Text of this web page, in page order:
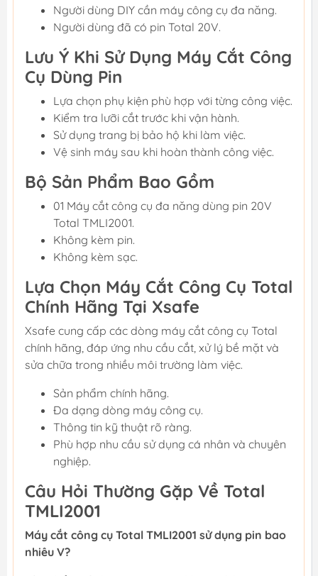
Người dùng DIY cần máy công cụ đa năng.
Người dùng đã có pin Total 20V.
Lưu Ý Khi Sử Dụng Máy Cắt Công
Cụ Dùng Pin
Lựa chọn phụ kiện phù hợp với từng công việc.
Kiểm tra lưỡi cắt trước khi vận hành.
Sử dụng trang bị bảo hộ khi làm việc.
Vệ sinh máy sau khi hoàn thành công việc.
Bộ Sản Phẩm Bao Gồm
01 Máy cắt công cụ đa năng dùng pin 20V
Total TMLI2001.
Không kèm pin.
Không kèm sạc.
Lựa Chọn Máy Cắt Công Cụ Total
Chính Hãng Tại Xsafe
Xsafe cung cấp các dòng máy cắt công cụ Total
chính hãng, đáp ứng nhu cầu cắt, xử lý bề mặt và
sửa chữa trong nhiều môi trường làm việc.
Sản phẩm chính hãng.
Đa dạng dòng máy công cụ.
Thông tin kỹ thuật rõ ràng.
Phù hợp nhu cầu sử dụng cá nhân và chuyên
nghiệp.
Câu Hỏi Thường Gặp Về Total
TMLI2001
Máy cắt công cụ Total TMLI2001 sử dụng pin bao
nhiêu V?